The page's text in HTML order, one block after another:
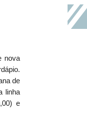
nova
de
linha
e